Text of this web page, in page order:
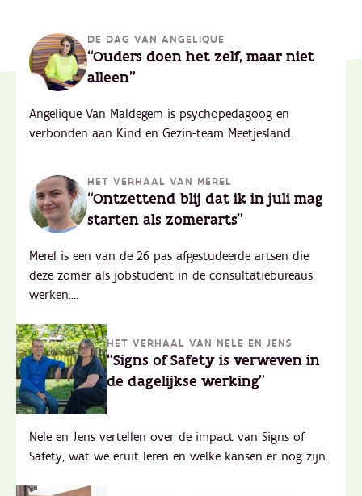
DE DAG VAN ANGELIQUE
“Ouders doen het zelf, maar niet
alleen"
Angelique Van Maldegem is psychopedagoog en
verbonden aan Kind en Gezin-team Meetjesland.
HET VERHAAL VAN MEREL
“Ontzettend blij dat ik in juli mag
starten als zomerarts"
Merel is een van de 26 pas afgestudeerde artsen die
deze zomer als jobstudent in de consultatiebureaus
werken....
HET VERHAAL VAN NELE EN JENS
“Signs of Safety is verweven in
de dagelijkse werking"
Nele en Jens vertellen over de impact van Signs of
Safety, wat we eruit leren en welke kansen er nog zijn.